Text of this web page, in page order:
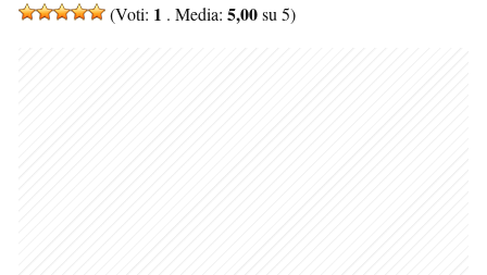
(Voti: 1 . Media: 5,00su 5)